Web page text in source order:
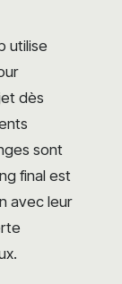
utilise
dès
sont
final est
avec leur